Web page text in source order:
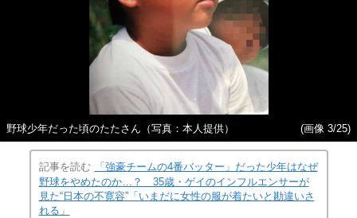
野球少年だった頃のたたさん（写真：本人提供） (画像 3/25)
記事を読む
「強豪チームの4番バッター」だった少年はなぜ
野球をやめたのか…？ 35歳・ゲイのインフルエンサーが
見た“日本の不寛容”「いまだに女性の服が着たいと勘違いさ
れる」